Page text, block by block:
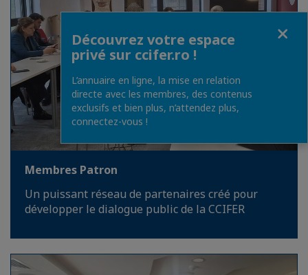
Membres Patron
Un puissant réseau de partenaires créé pour
développer le dialogue public de la CCIFER
Découvrez votre espace
privé sur ccifer.ro !
L’annuaire en ligne, la mise en relation
directe avec les membres, des contenus
exclusifs et bien plus, n’attendez plus,
connectez-vous !